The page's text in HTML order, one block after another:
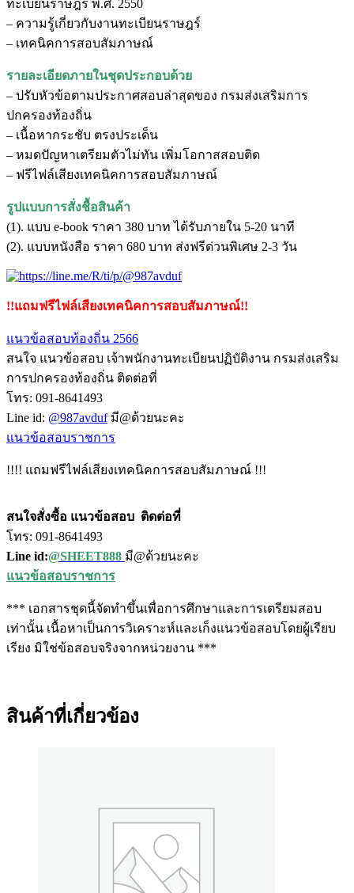
ทะเบียนราษฎร พ.ศ. 2550
– ความรู้เกี่ยวกับงานทะเบียนราษฎร์
– เทคนิคการสอบสัมภาษณ์
รายละเอียดภายในชุดประกอบด้วย
– ปรับหัวข้อตามประกาศสอบล่าสุดของ กรมส่งเสริมการ
ปกครองท้องถิ่น
– เนื้อหากระชับ ตรงประเด็น
– หมดปัญหาเตรียมตัวไม่ทัน เพิ่มโอกาสสอบติด
– ฟรีไฟล์เสียงเทคนิคการสอบสัมภาษณ์
รูปแบบการสั่งชื้อสินค้า
(1). แบบ e-book ราคา 380 บาท ได้รับภายใน 5-20 นาที
(2). แบบหนังสือ ราคา 680 บาท ส่งฟรีด่วนพิเศษ 2-3 วัน
!!แถมฟรีไฟล์เสียงเทคนิคการสอบสัมภาษณ์!!
แนวข้อสอบท้องถิ่น 2566
สนใจ แนวข้อสอบ เจ้าพนักงานทะเบียนปฏิบัติงาน กรมส่งเสริม
การปกครองท้องถิ่น ติดต่อที่
โทร: 091-8641493
Line id: @987avdufมี@ด้วยนะคะ
แนวข้อสอบราชการ
!!!! แถมฟรีไฟล์เสียงเทคนิคการสอบสัมภาษณ์ !!!
สนใจสั่งซื้อ แนวข้อสอบ ติดต่อที่
โทร: 091-8641493
Line id:@SHEET888 มี@ด้วยนะคะ
แนวข้อสอบราชการ
*** เอกสารชุดนี้จัดทำขึ้นเพื่อการศึกษาและการเตรียมสอบ
เท่านั้น เนื้อหาเป็นการวิเคราะห์และเก็งแนวข้อสอบโดยผู้เรียบ
เรียง มิใช่ข้อสอบจริงจากหน่วยงาน ***
สินค้าที่เกี่ยวข้อง